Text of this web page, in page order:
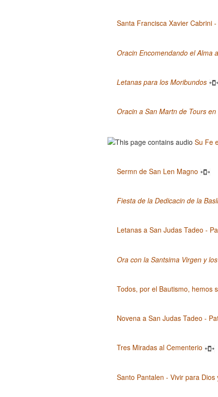
Santa Francisca Xavier Cabrini
Oracin Encomendando el Alma
Letanas para los Moribundos
Oracin a San Martn de Tours
Su Fe
Sermn de San Len Magno
Fiesta de la Dedicacin de la
Letanas a San Judas Tadeo -
Ora con la Santsima Virgen y
Todos, por el Bautismo, hemos
Novena a San Judas Tadeo -
Tres Miradas al Cementerio
Santo Pantalen - Vivir para Dios